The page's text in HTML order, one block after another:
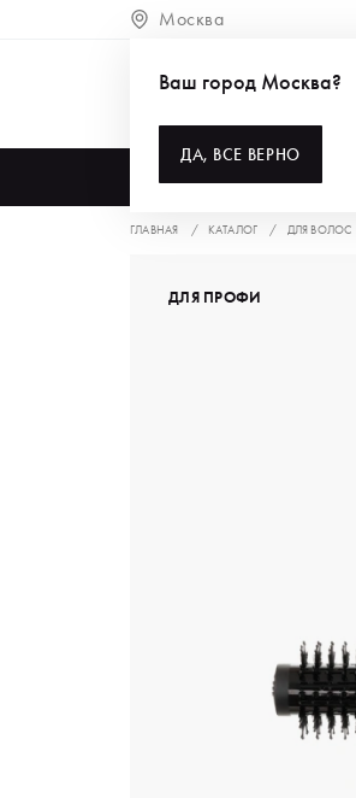
Москва
Ваш город Москва?
ДА, ВСЕ ВЕРНО
ГЛАВНАЯ КАТАЛОГ ДЛЯ ВОЛОС
ДЛЯ ПРОФИ